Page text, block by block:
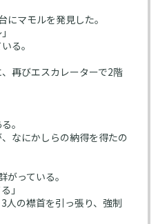
マモルを発見した。
る。
再びエスカレーターで2階
。
なにかしらの納得を得たの
っている。
」
人の襟首を引っ張り、強制